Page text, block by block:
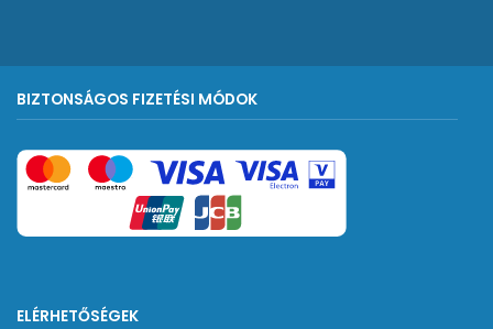
BIZTONSÁGOS FIZETÉSI MÓDOK
ELÉRHETŐSÉGEK